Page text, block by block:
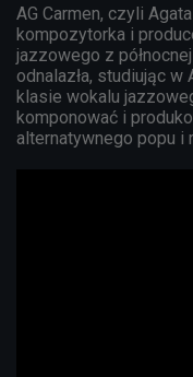
AG Carmen, czyli
kompozytorka i
jazzowego z
odnalazła, studiując
klasie wokalu
komponować i
alternatywnego popu i